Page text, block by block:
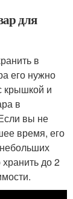
для
в
его нужно
крышкой и
в
вы не
время, его
до 2